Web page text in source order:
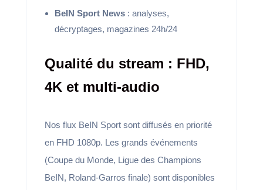
BeIN Sport News: analyses,
décryptages, magazines 24h/24
Qualité du stream : FHD,
4K et multi-audio
Nos flux BeIN Sport sont diffusés en priorité
en FHD 1080p. Les grands événements
(Coupe du Monde, Ligue des Champions
BeIN, Roland-Garros finale) sont disponibles